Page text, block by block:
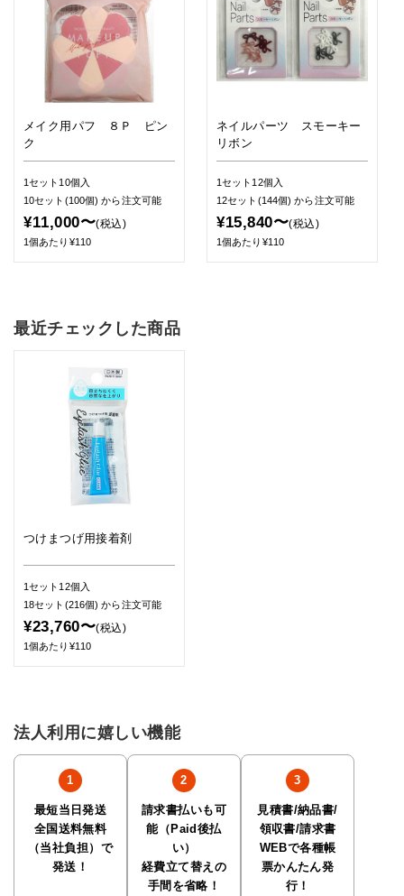
メイク用パフ ８Ｐ ピン
ク
1セット10個入
10セット(100個)から注文可能
¥11,000〜(税込)
1個あたり¥110
ネイルパーツ スモーキー
リボン
1セット12個入
12セット(144個)から注文可能
¥15,840〜(税込)
1個あたり¥110
最近チェックした商品
つけまつげ用接着剤
1セット12個入
18セット(216個)から注文可能
¥23,760〜(税込)
1個あたり¥110
法人利用に嬉しい機能
最短当日発送
全国送料無料
（当社負担）で
発送！
請求書払いも可
能（Paid後払
い）
経費立て替えの
手間を省略！
見積書/納品書/
領収書/請求書
WEBで各種帳
票かんたん発
行！